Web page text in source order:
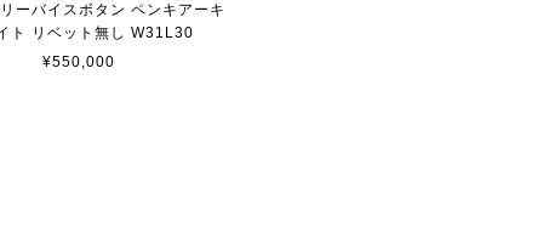
ーバイスボタン ペンキアーキ
ト リベット無し W31L30
¥550,000